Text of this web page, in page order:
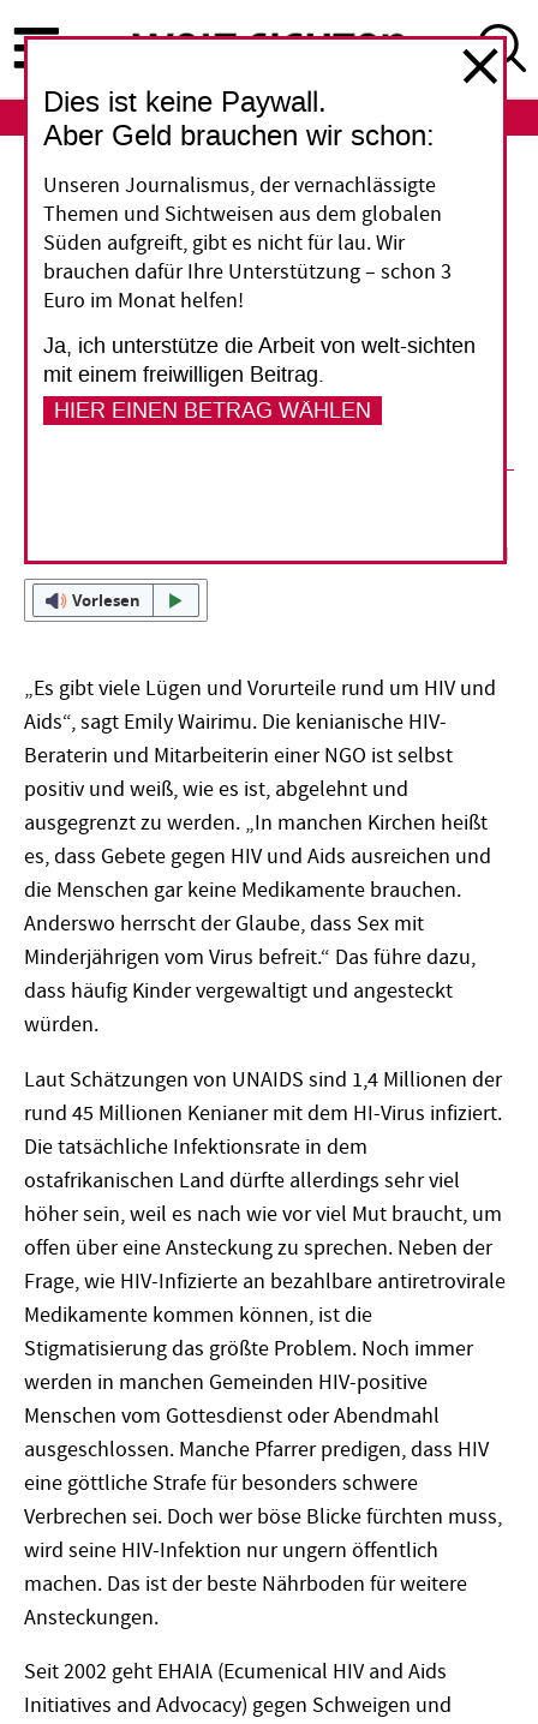
zum
Inhalt
ABO
Welt-Aids-Tag
Let‘s talk about sex
Wo Aids ein Tabuthema ist, ist die
Ansteckungsgefahr besonders groß. Ein
ökumenisches Aids-Programm kämpft gegen
Vorurteile in Kirchen.
Vorlesen
„Es gibt viele Lügen und Vorurteile rund um HIV und
Aids“, sagt Emily Wairimu. Die kenianische HIV-
Beraterin und Mitarbeiterin einer NGO ist selbst
positiv und weiß, wie es ist, abgelehnt und
ausgegrenzt zu werden. „In manchen Kirchen heißt
es, dass Gebete gegen HIV und Aids ausreichen und
die Menschen gar keine Medikamente brauchen.
Anderswo herrscht der Glaube, dass Sex mit
Minderjährigen vom Virus befreit.“ Das führe dazu,
dass häufig Kinder vergewaltigt und angesteckt
würden.
Laut Schätzungen von UNAIDS sind 1,4 Millionen der
rund 45 Millionen Kenianer mit dem HI-Virus infiziert.
Die tatsächliche Infektionsrate in dem
ostafrikanischen Land dürfte allerdings sehr viel
höher sein, weil es nach wie vor viel Mut braucht, um
offen über eine Ansteckung zu sprechen. Neben der
Frage, wie HIV-Infizierte an bezahlbare antiretrovirale
Medikamente kommen können, ist die
Stigmatisierung das größte Problem. Noch immer
werden in manchen Gemeinden HIV-positive
Menschen vom Gottesdienst oder Abendmahl
ausgeschlossen. Manche Pfarrer predigen, dass HIV
eine göttliche Strafe für besonders schwere
Verbrechen sei. Doch wer böse Blicke fürchten muss,
wird seine HIV-Infektion nur ungern öffentlich
machen. Das ist der beste Nährboden für weitere
Ansteckungen.
Seit 2002 geht EHAIA (Ecumenical HIV and Aids
Initiatives and Advocacy) gegen Schweigen und
Dies ist keine Paywall.
Aber Geld brauchen wir schon:
Unseren Journalismus, der vernachlässigte
Themen und Sichtweisen aus dem globalen
Süden aufgreift, gibt es nicht für lau. Wir
brauchen dafür Ihre Unterstützung – schon 3
Euro im Monat helfen!
Ja, ich unterstütze die Arbeit von welt-sichten
mit einem freiwilligen Beitrag.
HIER EINEN BETRAG WÄHLEN